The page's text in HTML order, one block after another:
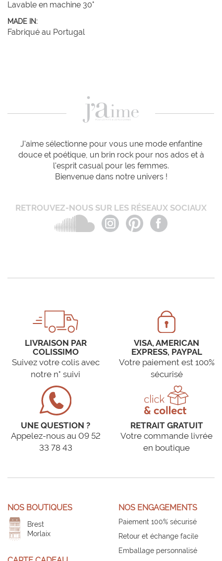
Lavable en machine 30°
MADE IN:
Fabriqué au Portugal
J'aime sélectionne pour vous une mode enfantine
douce et poétique, un brin rock pour nos ados et à
l'esprit casual pour les femmes.
Bienvenue dans notre univers !
RETROUVEZ-NOUS SUR LES RÉSEAUX SOCIAUX
LIVRAISON PAR
COLISSIMO
Suivez votre colis avec
notre n° suivi
VISA, AMERICAN
EXPRESS, PAYPAL
Votre paiement est 100%
sécurisé
UNE QUESTION ?
Appelez-nous au 09 52
33 78 43
RETRAIT GRATUIT
Votre commande livrée
en boutique
NOS BOUTIQUES
Brest
Morlaix
NOS ENGAGEMENTS
Paiement 100% sécurisé
Retour et échange facile
Emballage personnalisé